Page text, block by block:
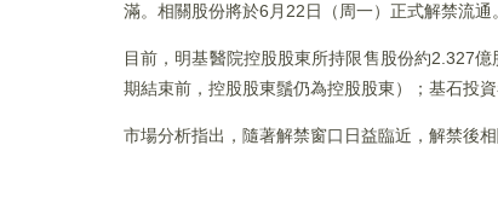
滿。相關股份將於6月22日（周一）正式解禁流通。
目前，明基醫院控股股東所持限售股份約2.327
期結束前，控股股東鬚仍為控股股東）；基石投
市場分析指出，隨著解禁窗口日益臨近，解禁後